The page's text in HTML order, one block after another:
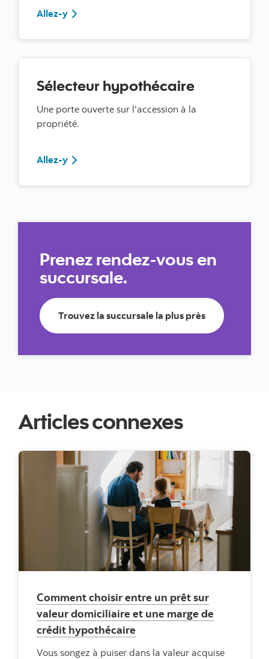
Allez-yAllez-y
Sélecteur hypothécaire
Une porte ouverte sur l'accession à la
propriété.
Allez-yAllez-y
Prenez rendez-vous en
succursale.
Trouvez la succursale la plus prèsTrouvez la
Articles connexes
Comment choisir entre un prêt sur
valeur domiciliaire et une marge de
crédit hypothécaire
Vous songez à puiser dans la valeur acquise